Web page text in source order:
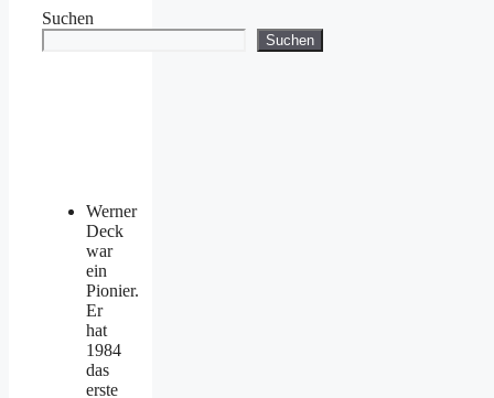
Suchen
Suchen
Werner
Deck
war
ein
Pionier.
Er
hat
1984
das
erste